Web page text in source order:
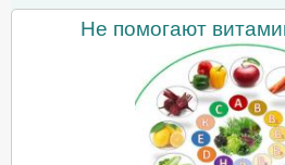
Не помогают